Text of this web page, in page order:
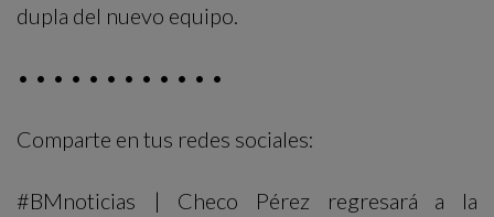
dupla del nuevo equipo.
• • • • • • • • • • • •
Comparte en tus redes sociales:
#BMnoticias | Checo Pérez regresará a la